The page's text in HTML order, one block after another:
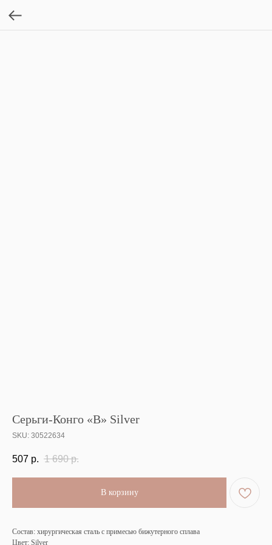
Серьги-Конго «В» Silver
SKU: 30522634
507 р. 1 690 р.
В корзину
Состав: хирургическая сталь с примесью бижутерного сплава
Цвет: Silver